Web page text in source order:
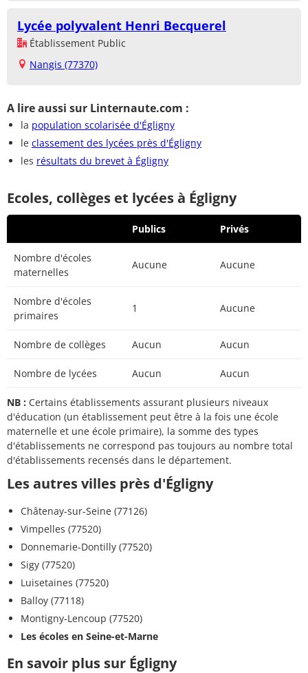
Lycée polyvalent Henri Becquerel
Établissement Public
Nangis (77370)
A lire aussi sur Linternaute.com :
la population scolarisée d'Égligny
le classement des lycées près d'Égligny
les résultats du brevet à Égligny
Ecoles, collèges et lycées à Égligny
Publics Privés
Nombre d'écoles
maternelles
Aucune Aucune
Nombre d'écoles
primaires
1 Aucune
Nombre de collèges Aucun Aucun
Nombre de lycées Aucun Aucun
NB : Certains établissements assurant plusieurs niveaux
d'éducation (un établissement peut être à la fois une école
maternelle et une école primaire), la somme des types
d'établissements ne correspond pas toujours au nombre total
d'établissements recensés dans le département.
Les autres villes près d'Égligny
Châtenay-sur-Seine (77126)
Vimpelles (77520)
Donnemarie-Dontilly (77520)
Sigy (77520)
Luisetaines (77520)
Balloy (77118)
Montigny-Lencoup (77520)
Les écoles en Seine-et-Marne
En savoir plus sur Égligny